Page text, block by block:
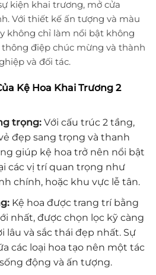
kiện khai trương, mở cửa
Với thiết kế ấn tượng và màu
không chỉ làm nổi bật không
điệp chúc mừng và thành
và đối tác.
Kệ Hoa Khai Trương 2
trọng:Với cấu trúc 2 tầng,
đẹp sang trọng và thanh
giúp kệ hoa trở nên nổi bật
các vị trí quan trọng như
chính, hoặc khu vực lễ tân.
Kệ hoa được trang trí bằng
nhất, được chọn lọc kỹ càng
lâu và sắc thái đẹp nhất. Sự
các loại hoa tạo nên một tác
động và ấn tượng.